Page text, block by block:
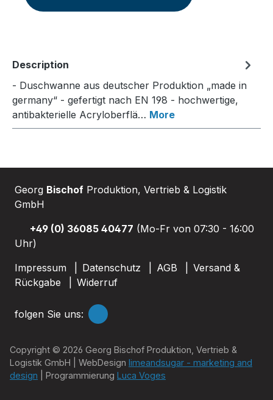
Description
- Duschwanne aus deutscher Produktion „made in
germany“ - gefertigt nach EN 198 - hochwertige,
antibakterielle Acryloberflä… More
Georg Bischof Produktion, Vertrieb & Logistik
GmbH
+49 (0) 36085 40477 (Mo-Fr von 07:30 - 16:00
Uhr)
Impressum
Datenschutz AGB
Versand &
Rückgabe
Widerruf
folgen Sie uns:
Copyright © 2026 Georg Bischof Produktion, Vertrieb &
Logistik GmbH | WebDesign limeandsugar - marketing and
design | Programmierung Luca Voges